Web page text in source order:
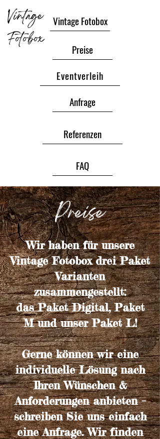
FAQ
Preise
Referenzen
Vintage
Fotobox
Vintage Fotobox
Anfrage
Eventverleih
Preise
Wir haben für unsere
Vintage Fotobox drei Paket
Varianten
zusammengestellt:
das Paket Digital, Paket
M und unser Paket L!
Gerne können wir eine
individuelle Lösung nach
Ihren Wünschen &
Anforderungen anbieten –
schreiben Sie uns einfach
eineAnfrage. Wir finden